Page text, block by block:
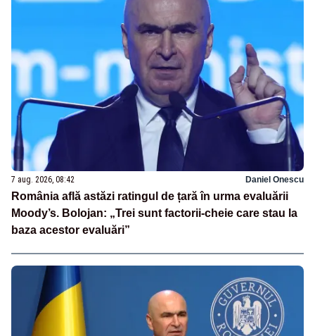
7 aug. 2026, 08:42 Daniel Onescu
România află astăzi ratingul de țară în urma evaluării
Moody’s. Bolojan: „Trei sunt factorii-cheie care stau la
baza acestor evaluări”